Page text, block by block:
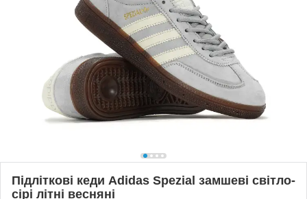
Підліткові кеди Adidas Spezial замшеві світло-
сірі літні весняні